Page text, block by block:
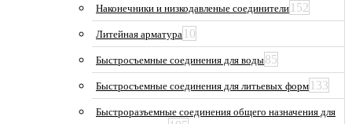
Наконечники и низкодавленые соединители 152
Литейная арматура 10
Быстросъемные соединения для воды85
Быстросъемные соединения для литьевых форм 133
Быстроразъемные соединения общего назначения для